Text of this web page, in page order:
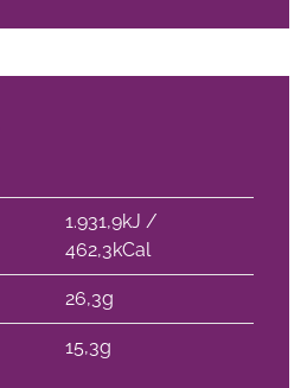
1.931,9kJ /
462,3kCal
26,3g
15,3g